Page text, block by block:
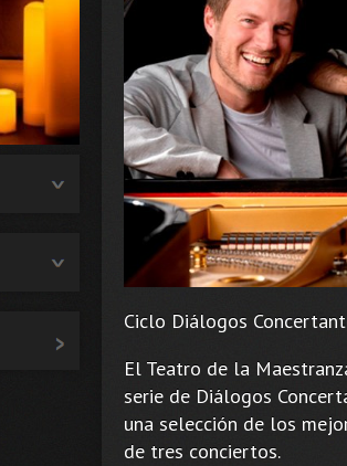
Ciclo Diálogos
El Teatro de la
serie de Diálogos
una selección de los
de tres conciertos.